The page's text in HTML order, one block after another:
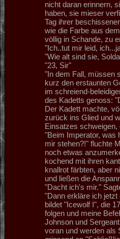
nicht daran erinnern,
haben, sie mieser
Tag ihrer
wie die Farbe aus
völlig in Schande, zu
"Ich..tut mir leid,
"Wie alt sind sie,
"23, Sir"
"In dem Fall, müssen
kurz den erstaunten
im schreiend-
des Kadetts genoss:
Der Kadett machte,
zurück ins Glied und
Einsatzes schweigen,
"Beim Imperator, was
mir stehen?!" fluchte
noch etwas
kochend mit ihren
knallrot färbten, aber
und ließen die
"Dacht ich's mir."
"Dann erkläre ich jetzt
bildet "Icewolf I", die
folgen und meine
Johnson und
voran und werden als